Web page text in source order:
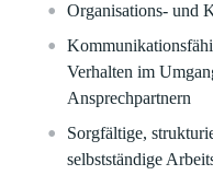
Organisations- und
Verhalten im
Ansprechpartnern
Sorgfältige,
selbstständige